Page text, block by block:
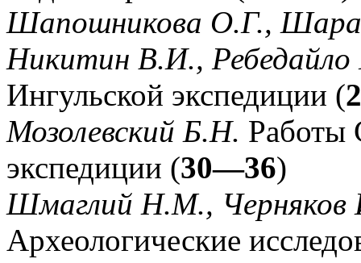
Шапошникова О.Г.,
Никитин В.И., Ребедайло
Ингульской экспедиции (
Мозолевский Б.Н. Работы
экспедиции (30—36)
Шмаглий Н.М., Черняков
Археологические